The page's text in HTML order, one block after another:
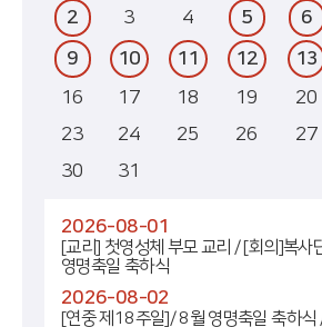
2
3 4 5 6
9
10 11 12 13
16
17 18 19 20
23
24 25 26 27
30
31
2026-08-01
[교리] 첫영성체 부모 교리 / [회의]복사
영명축일 축하식
2026-08-02
[연중 제18주일]/ 8월 영명축일 축하식